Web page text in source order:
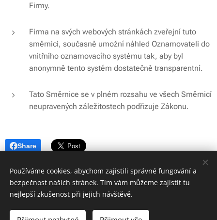
Firmy.
Firma na svých webových stránkách zveřejní tuto
směrnici, současně umožní náhled Oznamovateli do
vnitřního oznamovacího systému tak, aby byl
anonymně tento systém dostatečně transparentní.
Tato Směrnice se v plném rozsahu ve všech Směrnicí
neupravených záležitostech podřizuje Zákonu.
Share
© 2026 ZD "Křižanovsko" | Všechna práva vyhrazena
Používáme cookies, abychom zajistili správné fungování a
bezpečnost našich stránek. Tím vám můžeme zajistit tu
nejlepší zkušenost při jejich návštěvě.